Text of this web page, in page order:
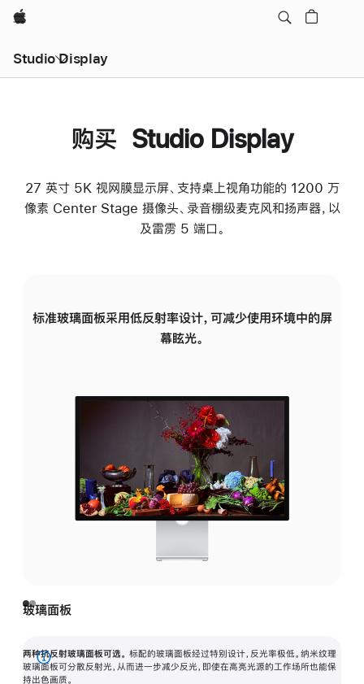
Apple
Studio Display
购买 Studio Display
27 英寸 5K 视网膜显示屏、支持桌上视角功能的 1200 万
像素 Center Stage 摄像头、录音棚级麦克风和扬声器，以
及雷雳 5 端口。
标准玻璃面板采用低反射率设计，可减少使用环境中的屏
幕眩光。
玻璃面板
两种抗反射玻璃面板可选。 标配的玻璃面板经过特别设计，反光率极低。纳米纹理
玻璃面板可分散反射光，从而进一步减少反光，即使在高亮光源的工作场所也能保
持出色画质。
展